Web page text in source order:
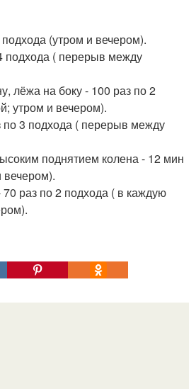
(утром и вечером).
подхода ( перерыв между
лёжа на боку - 100 раз по 2
утром и вечером).
по 3 подхода ( перерыв между
поднятием колена - 12 мин
вечером).
раз по 2 подхода ( в каждую